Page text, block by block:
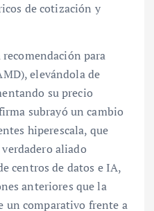
de cotización y
para
elevándola de
su precio
subrayó un cambio
hiperescala, que
aliado
centros de datos e IA,
anteriores que la
un comparativo frente a